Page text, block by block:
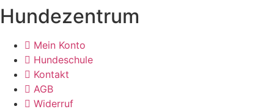
Hundezentrum
Mein Konto
Hundeschule
Kontakt
AGB
Widerruf